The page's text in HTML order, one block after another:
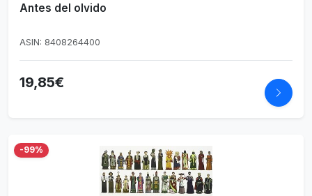
Antes del olvido
ASIN: 8408264400
19,85€
-99%